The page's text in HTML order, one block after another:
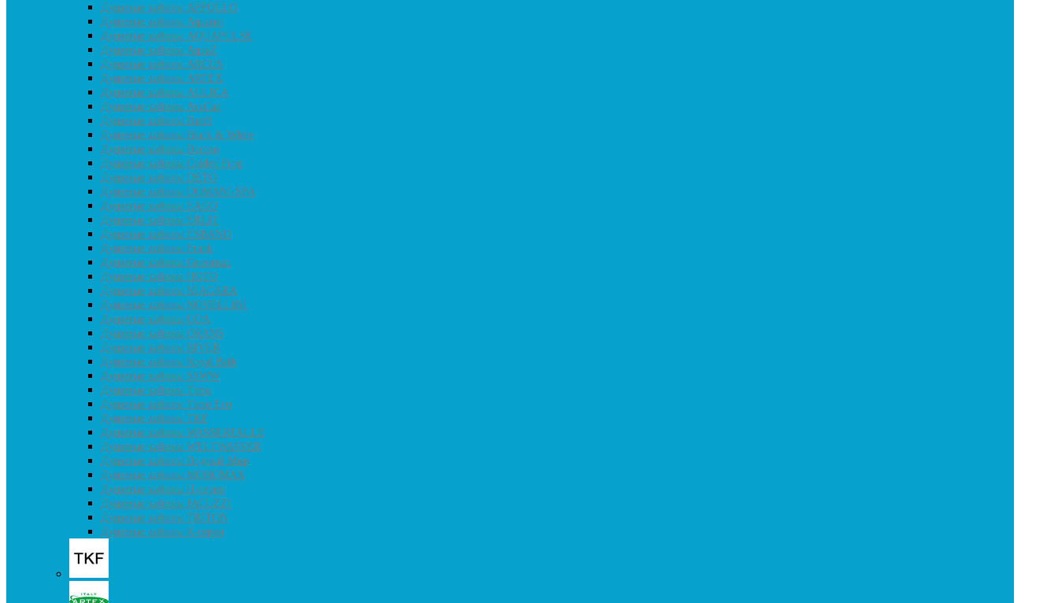
Душевые кабины APPOLLO
Душевые кабины Aquanet
Душевые кабины AQUAPULSE
Душевые кабины AquaZ
Душевые кабины ARCUS
Душевые кабины ARTEX
Душевые кабины AULICA
Душевые кабины AvaCan
Душевые кабины Banff
Душевые кабины Black & White
Душевые кабины Borneo
Душевые кабины Colden Frog
Душевые кабины DETO
Душевые кабины DOMANI-SPA
Душевые кабины EAGO
Душевые кабины ERLIT
Душевые кабины ESBANO
Душевые кабины Frank
Душевые кабины Grossman
Душевые кабины HOTO
Душевые кабины NIAGARA
Душевые кабины NOVELLINI
Душевые кабины ODA
Душевые кабины ORANS
Душевые кабины RIVER
Душевые кабины Royal Bath
Душевые кабины SSWW
Душевые кабины Timo
Душевые кабины Timo Eco
Душевые кабины TKF
Душевые кабины WASSERFALLE
Душевые кабины WELTWASSER
Душевые кабины Водный Мир
Душевые кабины МОНОМАХ
Душевые кабины H-серия
Душевые кабины JACUZZI
Душевые кабины TRITON
Душевые кабины К-серия